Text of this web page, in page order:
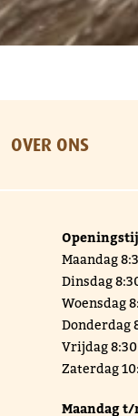
OVER ONS
Maandag
Dinsdag
Woensdag
Donderdag
Vrijdag
Zaterdag
Maandag